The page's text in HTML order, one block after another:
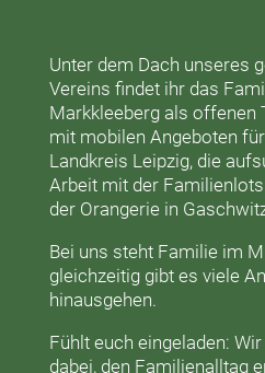
Unter dem Dach unseres
Vereins findet ihr das
Markkleebergals offenen
mit mobilen Angeboten
Landkreis Leipzig, die
Arbeit mit der
der Orangeriein
Bei uns steht Familie im
gleichzeitig gibt es viele
hinausgehen.
Fühlt euch eingeladen:
dabei, den Familienalltag